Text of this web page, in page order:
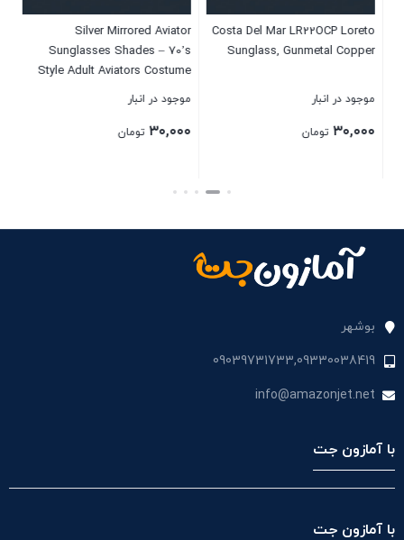
Costa Del Mar LR22OCP Loreto
Sunglass, Gunmetal Copper
موجود در انبار
۳۰,۰۰۰ تومان
Silver Mirrored Aviator
Sunglasses Shades – 70’s
Style Adult Aviators Costume
Glasses – 1 Pair
موجود در انبار
۳۰,۰۰۰ تومان
بستن
بوشهر
09039731733,09330038419
info@amazonjet.net
با آمازون جت
با آمازون جت